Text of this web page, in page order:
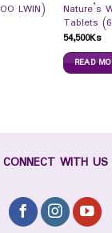
LWIN)
Nature’s
Tablets
54,500Ks
READ
CONNECT WITH US